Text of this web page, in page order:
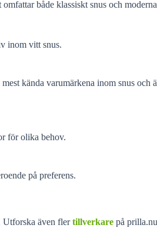
både klassiskt snus och
inom vitt snus.
kända varumärkena inom snus och
för olika behov.
på preferens.
Utforska även flertillverkare på